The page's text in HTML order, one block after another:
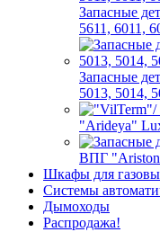
Запасные
5611, 6011,
Запасные
5013, 5014,
"Arideya"
ВПГ
Шкафы для
Системы
Дымоходы
Распродажа!